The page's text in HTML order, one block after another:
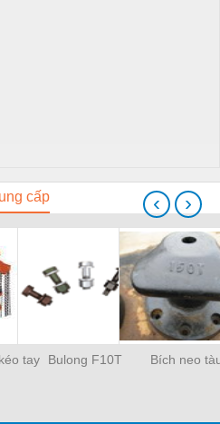
cấp
tay Bulong F10T Bích neo
‹ ›